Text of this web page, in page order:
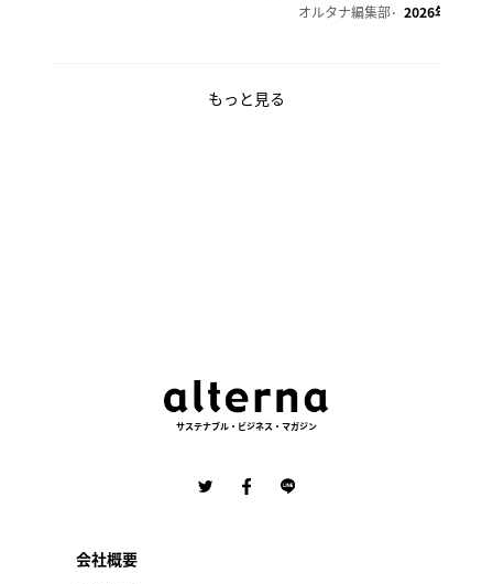
オルタナ編集部 2026年8月6日
もっと見る
サステナブル・ビジネス・マガジン
会社概要